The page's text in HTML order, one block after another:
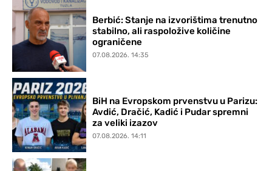
Berbić: Stanje na izvorištima trenutno
stabilno, ali raspoložive količine
ograničene
07.08.2026. 14:35
BiH na Evropskom prvenstvu u Parizu:
Avdić, Dračić, Kadić i Pudar spremni
za veliki izazov
07.08.2026. 14:11